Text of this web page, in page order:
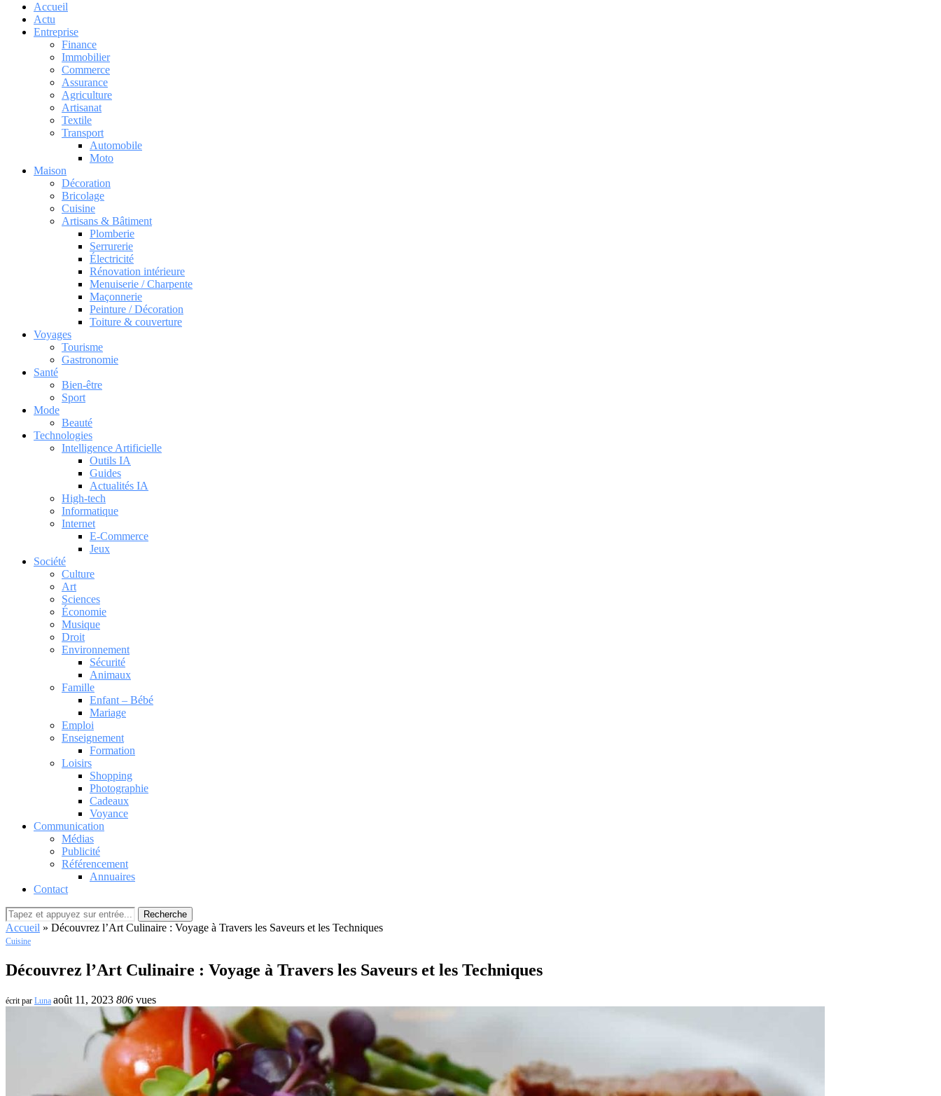
Accueil
Actu
Entreprise
Finance
Immobilier
Commerce
Assurance
Agriculture
Artisanat
Textile
Transport
Automobile
Moto
Maison
Décoration
Bricolage
Cuisine
Artisans & Bâtiment
Plomberie
Serrurerie
Électricité
Rénovation intérieure
Menuiserie / Charpente
Maçonnerie
Peinture / Décoration
Toiture & couverture
Voyages
Tourisme
Gastronomie
Santé
Bien-être
Sport
Mode
Beauté
Technologies
Intelligence Artificielle
Outils IA
Guides
Actualités IA
High-tech
Informatique
Internet
E-Commerce
Jeux
Société
Culture
Art
Sciences
Économie
Musique
Droit
Environnement
Sécurité
Animaux
Famille
Enfant – Bébé
Mariage
Emploi
Enseignement
Formation
Loisirs
Shopping
Photographie
Cadeaux
Voyance
Communication
Médias
Publicité
Référencement
Annuaires
Contact
Recherche
Accueil » Découvrez l’Art Culinaire : Voyage à Travers les Saveurs et les Techniques
Cuisine
Découvrez l’Art Culinaire : Voyage à Travers les Saveurs et les Techniques
écrit par Luna août 11, 2023 806 vues